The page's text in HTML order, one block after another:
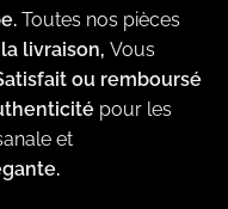
Toutes nos pièces
livraison, Vous
ou remboursé
pour les
et